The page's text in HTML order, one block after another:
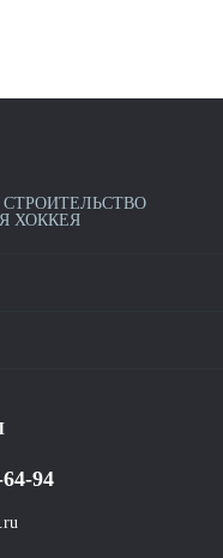
ХОККЕЯ
коробок
94